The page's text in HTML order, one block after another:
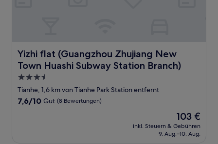
Yizhi flat (Guangzhou Zhujiang New
Town Huashi Subway Station Branch)
Yizhi flat (Guangzhou Zhujiang New Town Huashi
3.5-
Sterne-
Unterkunft
Tianhe, 1,6 km von Tianhe Park Station entfernt
7.6
7,6/10 Gut (8 Bewertungen)
Der
Preis
beträgt
103 €
inkl. Steuern & Gebühren
9. Aug.–10. Aug.